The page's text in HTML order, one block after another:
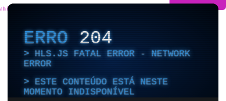
ERRO204
HLS.JS FATAL ERROR - NETWORK
ERROR
ESTE CONTEÚDO ESTÁ NESTE
MOMENTO INDISPONÍVEL